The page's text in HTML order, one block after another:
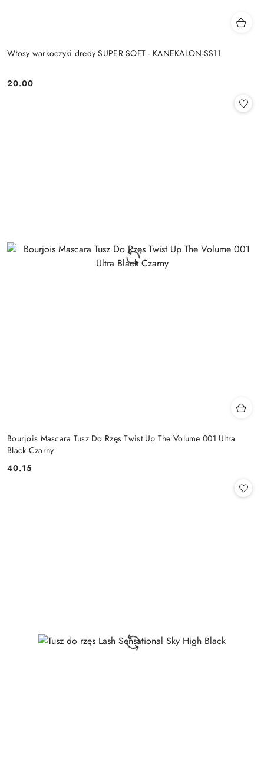
Włosy warkoczyki dredy SUPER SOFT - KANEKALON-SS11
Cena:
20.00
Bourjois Mascara Tusz Do Rzęs Twist Up The Volume 001 Ultra
Black Czarny
Cena:
40.15